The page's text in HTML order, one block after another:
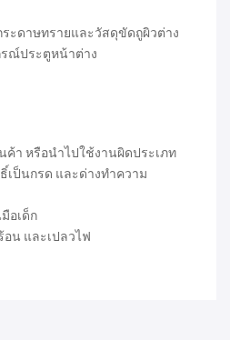
ระดาษทรายและวัสดุขัดถูผิวต่าง
ณ์ประตูหน้าต่าง
า หรือนำไปใช้งานผิดประเภท
เป็นกรด และด่างทำความ
อเด็ก
อน และเปลวไฟ